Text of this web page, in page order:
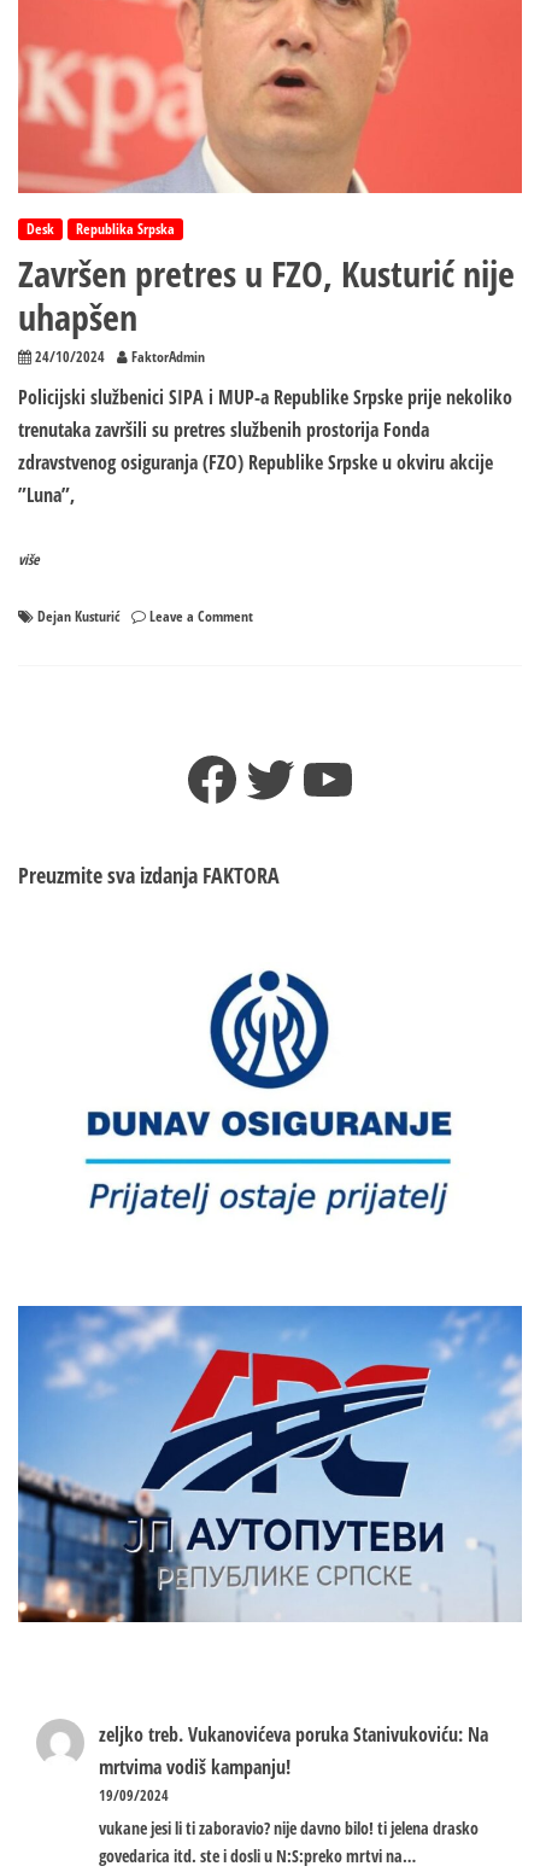
Desk Republika Srpska
Završen pretres u FZO, Kusturić nije
uhapšen
24/10/2024 FaktorAdmin
Policijski službenici SIPA i MUP-a Republike Srpske prije nekoliko
trenutaka završili su pretres službenih prostorija Fonda
zdravstvenog osiguranja (FZO) Republike Srpske u okviru akcije
”Luna”,
više
Dejan Kusturić Leave a Commenton
nije
uhapšen
Facebook
TwitterYouTube
Preuzmite sva izdanja FAKTORA
zeljko treb.Vukanovićeva poruka Stanivukoviću: Na
mrtvima vodiš kampanju!
19/09/2024
vukane jesi li ti zaboravio? nije davno bilo! ti jelena drasko
govedarica itd. ste i dosli u N:S:preko mrtvi na…